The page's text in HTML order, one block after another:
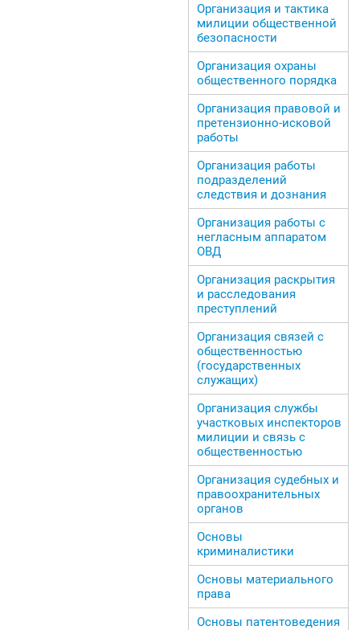
Организация и тактика
милиции общественной
безопасности
Организация охраны
общественного порядка
Организация правовой и
претензионно-исковой
работы
Организация работы
подразделений
следствия и дознания
Организация работы с
негласным аппаратом
ОВД
Организация раскрытия
и расследования
преступлений
Организация связей с
общественностью
(государственных
служащих)
Организация службы
участковых инспекторов
милиции и связь с
общественностью
Организация судебных и
правоохранительных
органов
Основы
криминалистики
Основы материального
права
Основы патентоведения